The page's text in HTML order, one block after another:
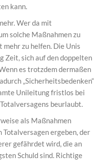
kann.
Wer da mit
solche Maßnahmen zu
zu helfen. Die Unis
Zeit, sich auf den doppelten
es trotzdem dermaßen
„Sicherheitsbedenken“
Unileitung fristlos bei
beurlaubt.
als Maßnahmen
ergeben, der
gefährdet wird, die an
Schuld sind. Richtige